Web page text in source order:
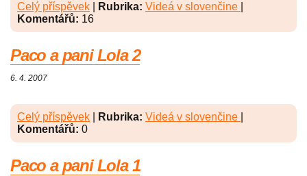
Celý příspěvek Rubrika: Videá v slovenčine
Komentářů: 16
Paco a pani Lola 2
6. 4. 2007
Celý příspěvek Rubrika: Videá v slovenčine
Komentářů: 0
Paco a pani Lola 1